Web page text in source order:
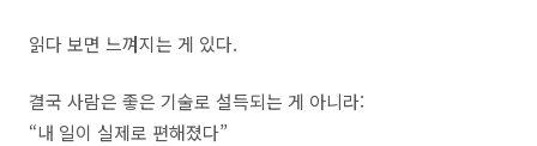
읽다 보면 느껴지는 게 있다.
결국 사람은 좋은 기술로 설득되는 게 아니라:
“내 일이 실제로 편해졌다”